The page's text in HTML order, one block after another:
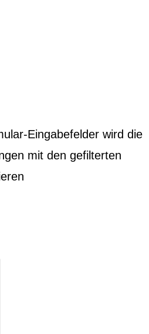
Eingabefelder wird die
mit den gefilterten